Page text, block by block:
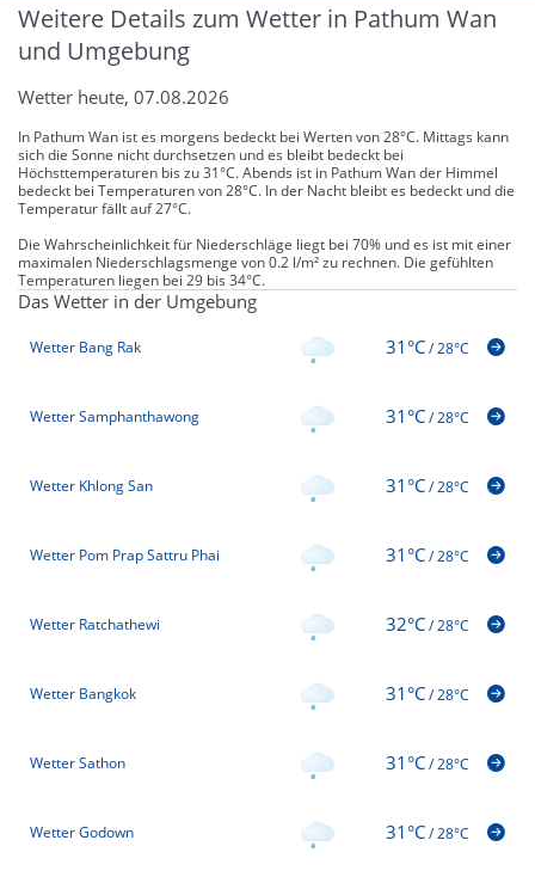
Weitere Details zum Wetter in Pathum Wan
und Umgebung
Wetter heute, 07.08.2026
In Pathum Wan ist es morgens bedeckt bei Werten von 28°C. Mittags kann
sich die Sonne nicht durchsetzen und es bleibt bedeckt bei
Höchsttemperaturen bis zu 31°C. Abends ist in Pathum Wan der Himmel
bedeckt bei Temperaturen von 28°C. In der Nacht bleibt es bedeckt und die
Temperatur fällt auf 27°C.
Die Wahrscheinlichkeit für Niederschläge liegt bei 70% und es ist mit einer
maximalen Niederschlagsmenge von 0.2 l/m² zu rechnen. Die gefühlten
Temperaturen liegen bei 29 bis 34°C.
Das Wetter in der Umgebung
Wetter Bang Rak 31°C/28°C
Wetter Samphanthawong 31°C/28°C
Wetter Khlong San 31°C/28°C
Wetter Pom Prap Sattru Phai 31°C/28°C
Wetter Ratchathewi 32°C/28°C
Wetter Bangkok 31°C/28°C
Wetter Sathon 31°C/28°C
Wetter Godown 31°C/28°C